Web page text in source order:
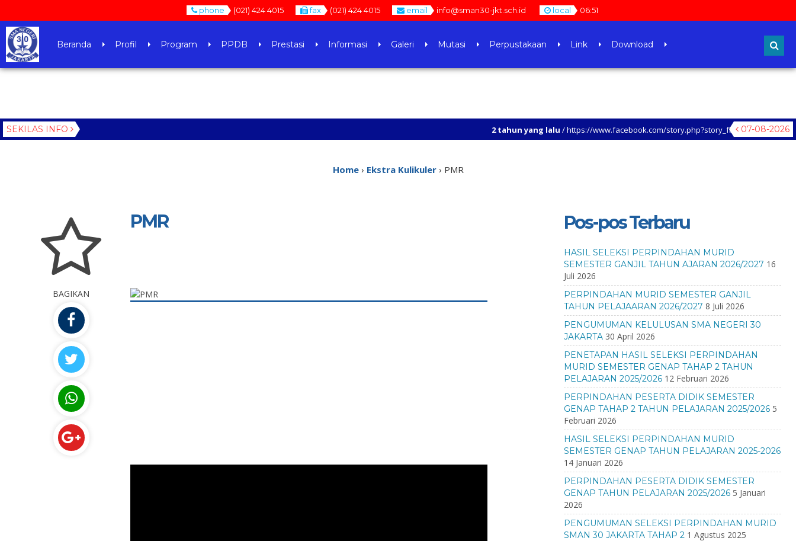
phone (021) 424 4015 fax (021) 424 4015 email info@sman30-jkt.sch.id local 06:52
Beranda Profil Program PPDB Prestasi Informasi Galeri Mutasi Perpustakaan Link Download
SEKILAS INFO 07-08-2026
2 tahun yang lalu/ https://www.facebook.com/
Home› Ekstra Kulikuler› PMR
PMR
BAGIKAN
Pos-pos Terbaru
HASIL SELEKSI PERPINDAHAN MURID
SEMESTER GANJIL TAHUN AJARAN 2026/2027 16
Juli 2026
PERPINDAHAN MURID SEMESTER GANJIL
TAHUN PELAJAARAN 2026/2027 8 Juli 2026
PENGUMUMAN KELULUSAN SMA NEGERI 30
JAKARTA 30 April 2026
PENETAPAN HASIL SELEKSI PERPINDAHAN
MURID SEMESTER GENAP TAHAP 2 TAHUN
PELAJARAN 2025/2026 12 Februari 2026
PERPINDAHAN PESERTA DIDIK SEMESTER
GENAP TAHAP 2 TAHUN PELAJARAN 2025/2026 5
Februari 2026
HASIL SELEKSI PERPINDAHAN MURID
SEMESTER GENAP TAHUN PELAJARAN 2025-2026
14 Januari 2026
PERPINDAHAN PESERTA DIDIK SEMESTER
GENAP TAHUN PELAJARAN 2025/2026 5 Januari
2026
PENGUMUMAN SELEKSI PERPINDAHAN MURID
SMAN 30 JAKARTA TAHAP 2 1 Agustus 2025